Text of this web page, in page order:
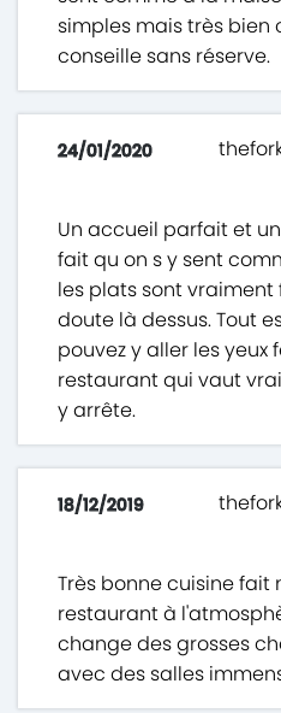
simples mais très bien
conseille sans réserve.
24/01/2020
Un accueil parfait et
fait qu on s y sent
les plats sont
doute là dessus. Tout
pouvez y aller les yeux
restaurant qui vaut
y arrête.
18/12/2019
Très bonne cuisine fait
restaurant à
change des grosses
avec des salles